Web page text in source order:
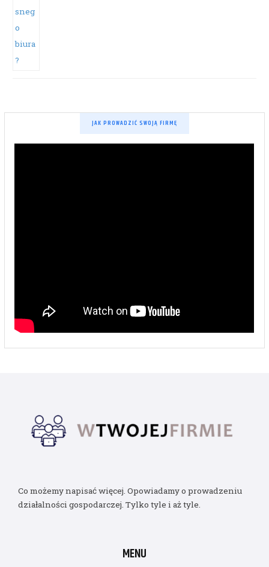
JAK PROWADZIĆ SWOJĄ FIRMĘ
Co możemy napisać więcej. Opowiadamy o prowadzeniu
działalności gospodarczej. Tylko tyle i aż tyle.
MENU